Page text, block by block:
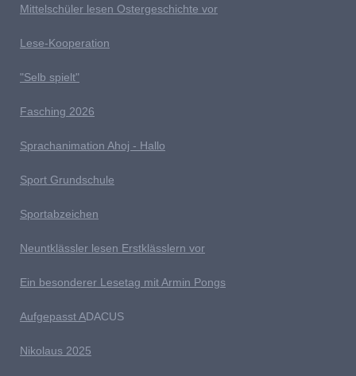
Mittelschüler lesen Ostergeschichte vor
Lese-Kooperation
"Selb spielt"
Fasching 2026
Sprachanimation Ahoj - Hallo
Sport Grundschule
Sportabzeichen
Neuntklässler lesen Erstklässlern vor
Ein besonderer Lesetag mit Armin Pongs
Aufgepasst ADACUS
Nikolaus 2025